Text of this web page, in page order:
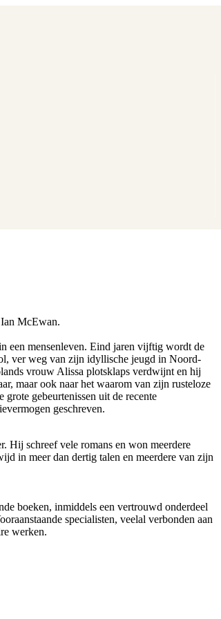
Ian McEwan.
een mensenleven. Eind jaren vijftig wordt de
ver weg van zijn idyllische jeugd in Noord-
vrouw Alissa plotsklaps verdwijnt en hij
maar ook naar het waarom van zijn rusteloze
gebeurtenissen uit de recente
geschreven.
Hij schreef vele romans en won meerdere
in meer dan dertig talen en meerdere van zijn
boeken, inmiddels een vertrouwd onderdeel
specialisten, veelal verbonden aan
werken.